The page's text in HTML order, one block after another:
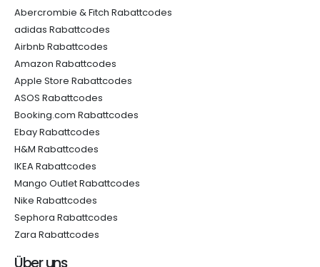
Abercrombie & Fitch Rabattcodes
adidas Rabattcodes
Airbnb Rabattcodes
Amazon Rabattcodes
Apple Store Rabattcodes
ASOS Rabattcodes
Booking.com Rabattcodes
Ebay Rabattcodes
H&M Rabattcodes
IKEA Rabattcodes
Mango Outlet Rabattcodes
Nike Rabattcodes
Sephora Rabattcodes
Zara Rabattcodes
Über uns